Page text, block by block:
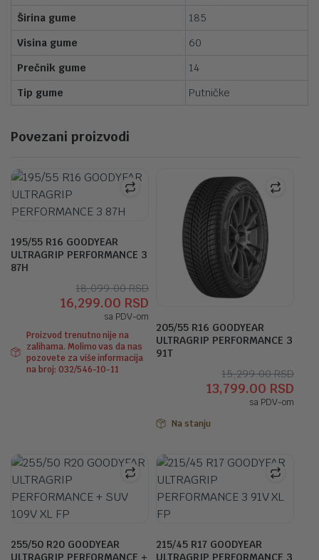
Širina gume
185
Visina gume
60
Prečnik gume
14
Tip gume
Putničke
Povezani proizvodi
195/55 R16 GOODYEAR
ULTRAGRIP PERFORMANCE 3
87H
18,099.00RSDOriginalna
cena
je
bila:
18,099.00 RSD.
16,299.00 RSD
Trenutna
cena
je:
16,299.00 RSD.
sa PDV-om
Proizvod trenutno nije na
zalihama. Molimo vas da nas
pozovete za više informacija
na broj: 032/546-10-11
205/55 R16 GOODYEAR
ULTRAGRIP PERFORMANCE 3
91T
15,299.00RSD
je
13,799.00 RSD
je:
sa PDV-om
Na stanju
255/50 R20 GOODYEAR
ULTRAGRIP PERFORMANCE +
215/45 R17 GOODYEAR
ULTRAGRIP PERFORMANCE 3